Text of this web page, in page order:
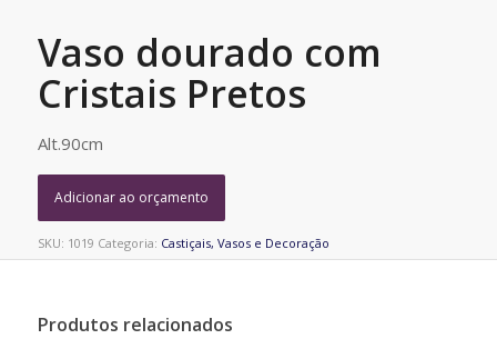
Vaso dourado com
Cristais Pretos
Alt.90cm
Adicionar ao orçamento
SKU: 1019 Categoria: Castiçais, Vasos e Decoração
Produtos relacionados